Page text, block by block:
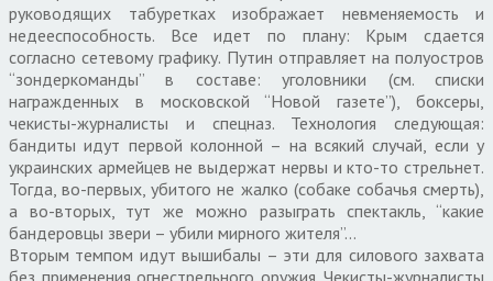
руководящих табуретках изображает невменяемость и
недееспособность. Все идет по плану: Крым сдается
согласно сетевому графику. Путин отправляет на полуостров
“зондеркоманды” в составе: уголовники (см. списки
награжденных в московской “Новой газете”), боксеры,
чекисты-журналисты и спецназ. Технология следующая:
бандиты идут первой колонной – на всякий случай, если у
украинских армейцев не выдержат нервы и кто-то стрельнет.
Тогда, во-первых, убитого не жалко (собаке собачья смерть),
а во-вторых, тут же можно разыграть спектакль, “какие
бандеровцы звери – убили мирного жителя”…
Вторым темпом идут вышибалы – эти для силового захвата